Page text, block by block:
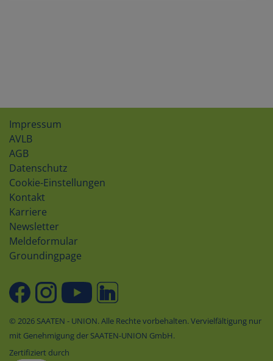
Impressum
AVLB
AGB
Datenschutz
Cookie-Einstellungen
Kontakt
Karriere
Newsletter
Meldeformular
Groundingpage
© 2026 SAATEN - UNION. Alle Rechte vorbehalten. Vervielfältigung nur
mit Genehmigung der SAATEN-UNION GmbH.
Zertifiziert durch